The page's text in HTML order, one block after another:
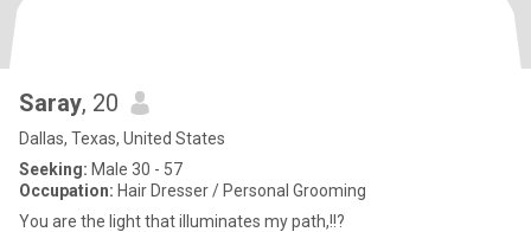
Saray, 20
Dallas, Texas, United States
Seeking: Male 30 - 57
Occupation: Hair Dresser / Personal Grooming
You are the light that illuminates my path,!!?